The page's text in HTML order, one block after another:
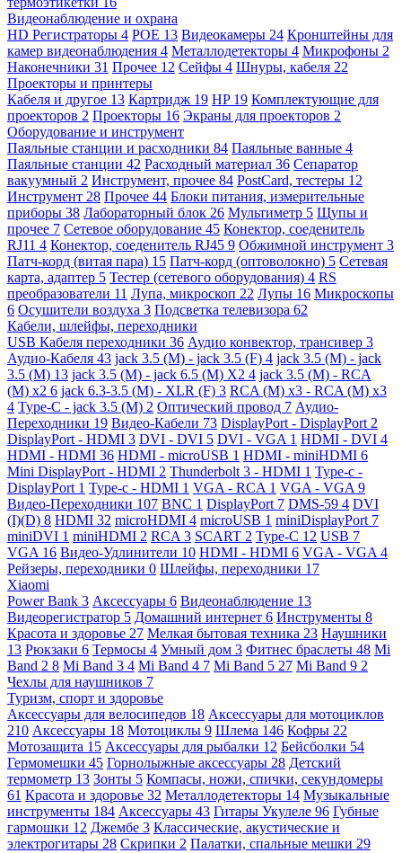
Видеонаблюдение и охрана
HD Регистраторы 4 POE 13 Видеокамеры 24 Кронштейны для
камер видеонаблюдения 4 Металлодетекторы 4 Микрофоны 2
Наконечники 31 Прочее 12 Сейфы 4 Шнуры, кабеля 22
Проекторы и принтеры
Кабеля и другое 13 Картридж 19 HP 19 Комплектующие для
проекторов 2 Проекторы 16 Экраны для проекторов 2
Оборудование и инструмент
Паяльные станции и расходники 84 Паяльные ванные 4
Паяльные станции 42 Расходный материал 36 Сепаратор
вакуумный 2 Инструмент, прочее 84 PostCard, тестеры 12
Инструмент 28 Прочее 44 Блоки питания, измерительные
приборы 38 Лабораторный блок 26 Мультиметр 5 Щупы и
прочее 7 Сетевое оборудование 45 Конектор, соеденитель
RJ11 4 Конектор, соеденитель RJ45 9 Обжимной инструмент 3
Патч-корд (витая пара) 15 Патч-корд (оптоволокно) 5 Сетевая
карта, адаптер 5 Тестер (сетевого оборудования) 4 RS
преобразователи 11 Лупа, микроскоп 22 Лупы 16 Микроскопы
6 Осушители воздуха 3 Подсветка телевизора 62
Кабели, шлейфы, переходники
USB Кабеля переходники 36 Аудио конвектор, трансивер 3
Аудио-Кабеля 43 jack 3.5 (M) - jack 3.5 (F) 4 jack 3.5 (M) - jack
3.5 (M) 13 jack 3.5 (M) - jack 6.5 (M) X2 4 jack 3.5 (M) - RCA
(M) x2 6 jack 6.3-3.5 (M) - XLR (F) 3 RCA (M) x3 - RCA (M) x3
4 Type-C - jack 3.5 (M) 2 Оптический провод 7 Аудио-
Переходники 19 Видео-Кабели 73 DisplayPort - DisplayPort 2
DisplayPort - HDMI 3 DVI - DVI 5 DVI - VGA 1 HDMI - DVI 4
HDMI - HDMI 36 HDMI - microUSB 1 HDMI - miniHDMI 6
Mini DisplayPort - HDMI 2 Thunderbolt 3 - HDMI 1 Type-c -
DisplayPort 1 Type-c - HDMI 1 VGA - RCA 1 VGA - VGA 9
Видео-Переходники 107 BNC 1 DisplayPort 7 DMS-59 4 DVI
(I)(D) 8 HDMI 32 microHDMI 4 microUSB 1 miniDisplayPort 7
miniDVI 1 miniHDMI 2 RCA 3 SCART 2 Type-C 12 USB 7
VGA 16 Видео-Удлинители 10 HDMI - HDMI 6 VGA - VGA 4
Рейзеры, переходники 0 Шлейфы, переходники 17
Xiaomi
Power Bank 3 Аксессуары 6 Видеонаблюдение 13
Видеорегистратор 5 Домашний интернет 6 Инструменты 8
Красота и здоровье 27 Мелкая бытовая техника 23 Наушники
13 Рюкзаки 6 Термосы 4 Умный дом 3 Фитнес браслеты 48 Mi
Band 2 8 Mi Band 3 4 Mi Band 4 7 Mi Band 5 27 Mi Band 9 2
Чехлы для наушников 7
Туризм, спорт и здоровье
Аксессуары для велосипедов 18 Аксессуары для мотоциклов
210 Аксессуары 18 Мотоциклы 9 Шлема 146 Кофры 22
Мотозащита 15 Аксессуары для рыбалки 12 Бейсболки 54
Гермомешки 45 Горнолыжные аксессуары 28 Детский
термометр 13 Зонты 5 Компасы, ножи, спички, секундомеры
61 Красота и здоровье 32 Металлодетекторы 14 Музыкальные
инструменты 184 Аксессуары 43 Гитары Укулеле 96 Губные
гармошки 12 Джембе 3 Классические, акустические и
электрогитары 28 Скрипки 2 Палатки, спальные мешки 29